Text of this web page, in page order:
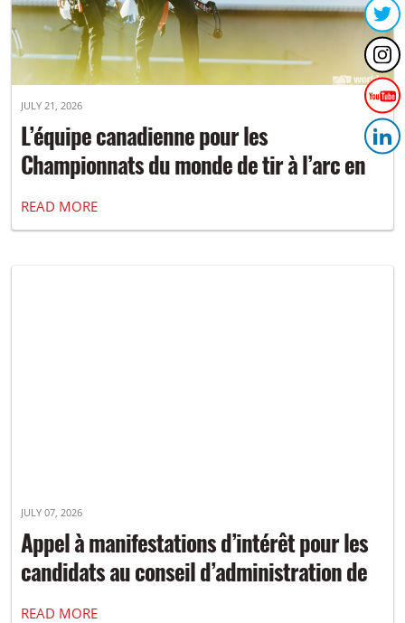
JULY 21, 2026
L’équipe canadienne pour les
Championnats du monde de tir à l’arc en
campagne 2026 a été dévoilée
READ MORE
JULY 07, 2026
Appel à manifestations d’intérêt pour les
candidats au conseil d’administration de
Tir à l’arc Canada
READ MORE